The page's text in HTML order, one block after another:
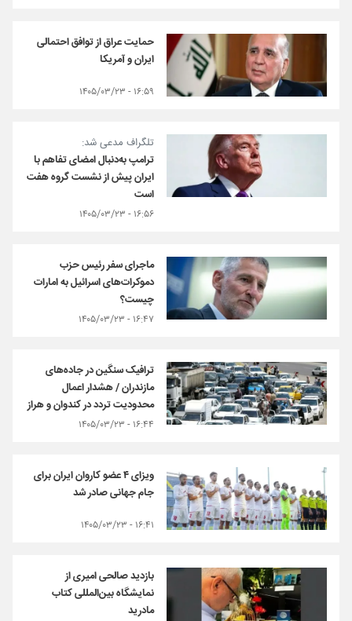
حمایت عراق از توافق احتمالی
ایران و آمریکا
۱۶:۵۹ - ۱۴۰۵/۰۳/۲۳
تلگراف مدعی شد:
ترامپ به‌دنبال امضای تفاهم با
ایران پیش از نشست گروه هفت
است
۱۶:۵۶ - ۱۴۰۵/۰۳/۲۳
ماجرای سفر رئیس حزب
دموکرات‌های اسرائیل به امارات
چیست؟
۱۶:۴۷ - ۱۴۰۵/۰۳/۲۳
ترافیک سنگین در جاده‌های
مازندران / هشدار اعمال
محدودیت تردد در کندوان و هراز
۱۶:۴۴ - ۱۴۰۵/۰۳/۲۳
ویزای ۴ عضو کاروان ایران برای
جام جهانی صادر شد
۱۶:۴۱ - ۱۴۰۵/۰۳/۲۳
بازدید صالحی امیری از
نمایشگاه بین‌المللی کتاب
مادرید